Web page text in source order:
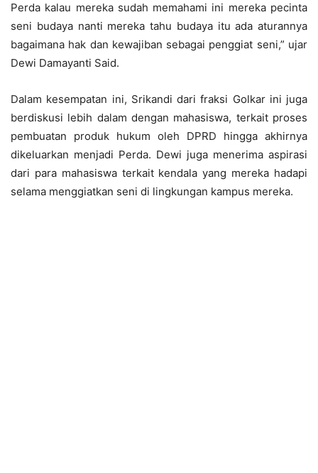
Perda kalau mereka sudah memahami ini mereka pecinta
seni budaya nanti mereka tahu budaya itu ada aturannya
bagaimana hak dan kewajiban sebagai penggiat seni,” ujar
Dewi Damayanti Said.
Dalam kesempatan ini, Srikandi dari fraksi Golkar ini juga
berdiskusi lebih dalam dengan mahasiswa, terkait proses
pembuatan produk hukum oleh DPRD hingga akhirnya
dikeluarkan menjadi Perda. Dewi juga menerima aspirasi
dari para mahasiswa terkait kendala yang mereka hadapi
selama menggiatkan seni di lingkungan kampus mereka.